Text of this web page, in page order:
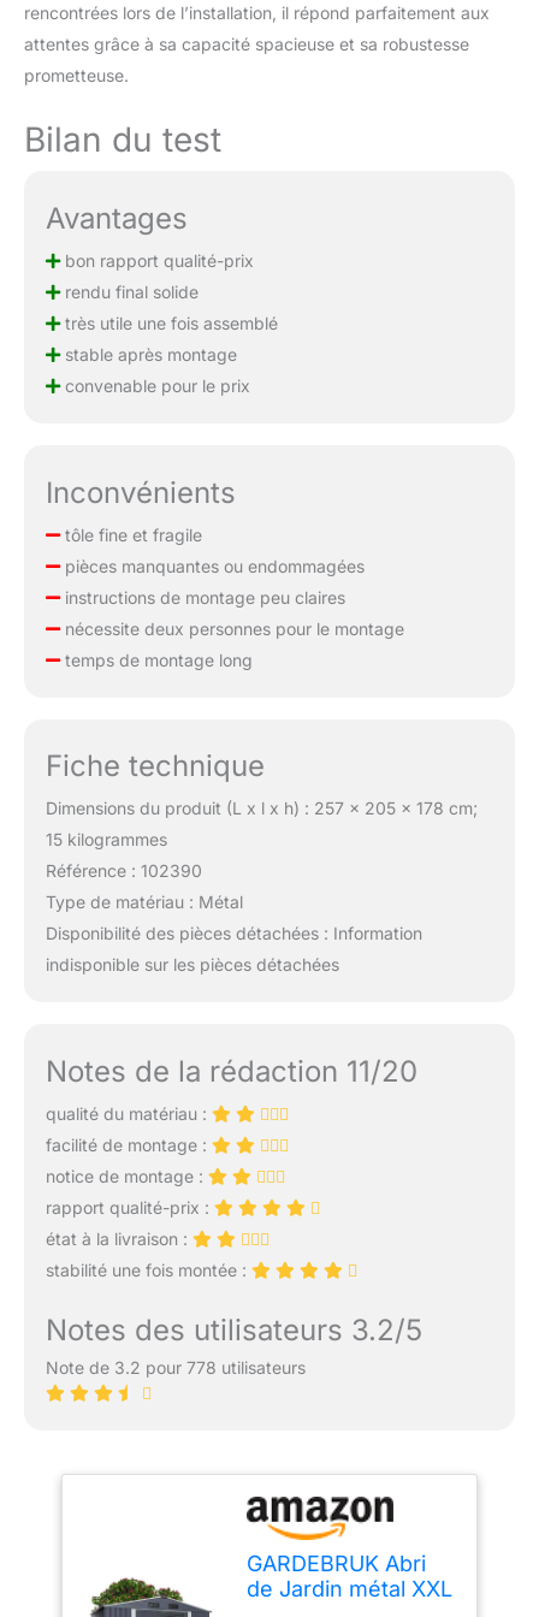
rencontrées lors de l’installation, il répond parfaitement aux
attentes grâce à sa capacité spacieuse et sa robustesse
prometteuse.
Bilan du test
Avantages
bon rapport qualité-prix
rendu final solide
très utile une fois assemblé
stable après montage
convenable pour le prix
Inconvénients
tôle fine et fragile
pièces manquantes ou endommagées
instructions de montage peu claires
nécessite deux personnes pour le montage
temps de montage long
Fiche technique
Dimensions du produit (L x l x h) : 257 x 205 x 178 cm;
15 kilogrammes
Référence : 102390
Type de matériau : Métal
Disponibilité des pièces détachées : Information
indisponible sur les pièces détachées
Notes de la rédaction 11/20
qualité du matériau :
facilité de montage :
notice de montage :
rapport qualité-prix :
état à la livraison :
stabilité une fois montée :
Notes des utilisateurs 3.2/5
Note de 3.2 pour 778 utilisateurs
GARDEBRUK Abri
de Jardin métal XXL